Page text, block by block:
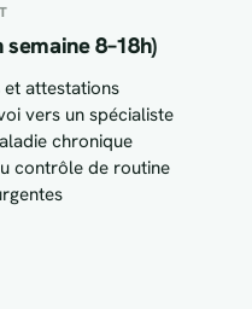
8–18h)
attestations
vers un spécialiste
chronique
contrôle de routine